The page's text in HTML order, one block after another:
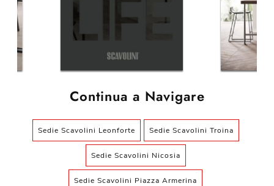
Continua a Navigare
Sedie Scavolini Leonforte Sedie Scavolini Troina
Sedie Scavolini Nicosia
Sedie Scavolini Piazza Armerina